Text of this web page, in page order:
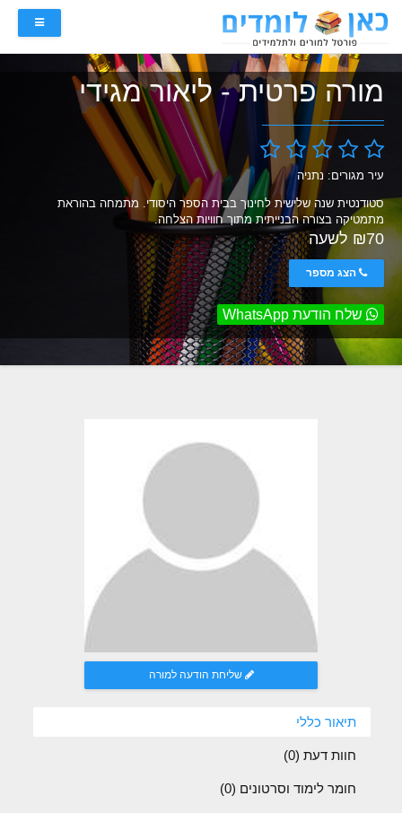
מורה פרטית - ליאור מגידי
עיר מגורים: נתניה
סטודנטית שנה שלישית לחינוך בבית הספר היסודי. מתמחה בהוראת
מתמטיקה בצורה הבנייתית מתוך חוויות הצלחה.
₪70 לשעה
הצג מספר
שלח הודעת WhatsApp
שליחת הודעה למורה
תיאור כללי
חוות דעת (0
)
חומר לימוד וסרטונים (0)